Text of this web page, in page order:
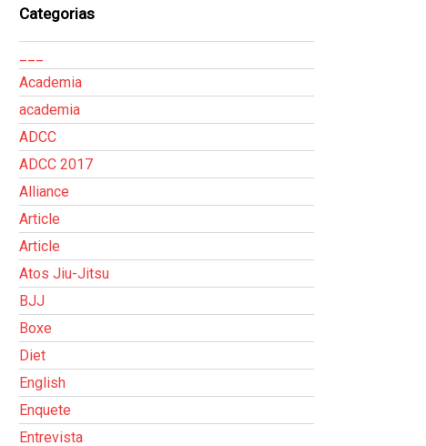
Categorias
Academia
academia
ADCC
ADCC 2017
Alliance
Article
Article
Atos Jiu-Jitsu
BJJ
Boxe
Diet
English
Enquete
Entrevista